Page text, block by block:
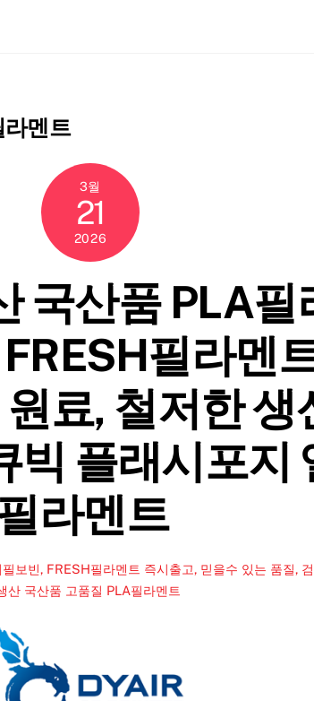
멘트
3월
21
2026
국산품 PLA필
필라멘
료, 철저한 생
빅 플래시포지
라멘트
보빈, FRESH필라멘트 즉시출고, 믿을수 있는 품질,
산 국산품 고품질 PLA필라멘트